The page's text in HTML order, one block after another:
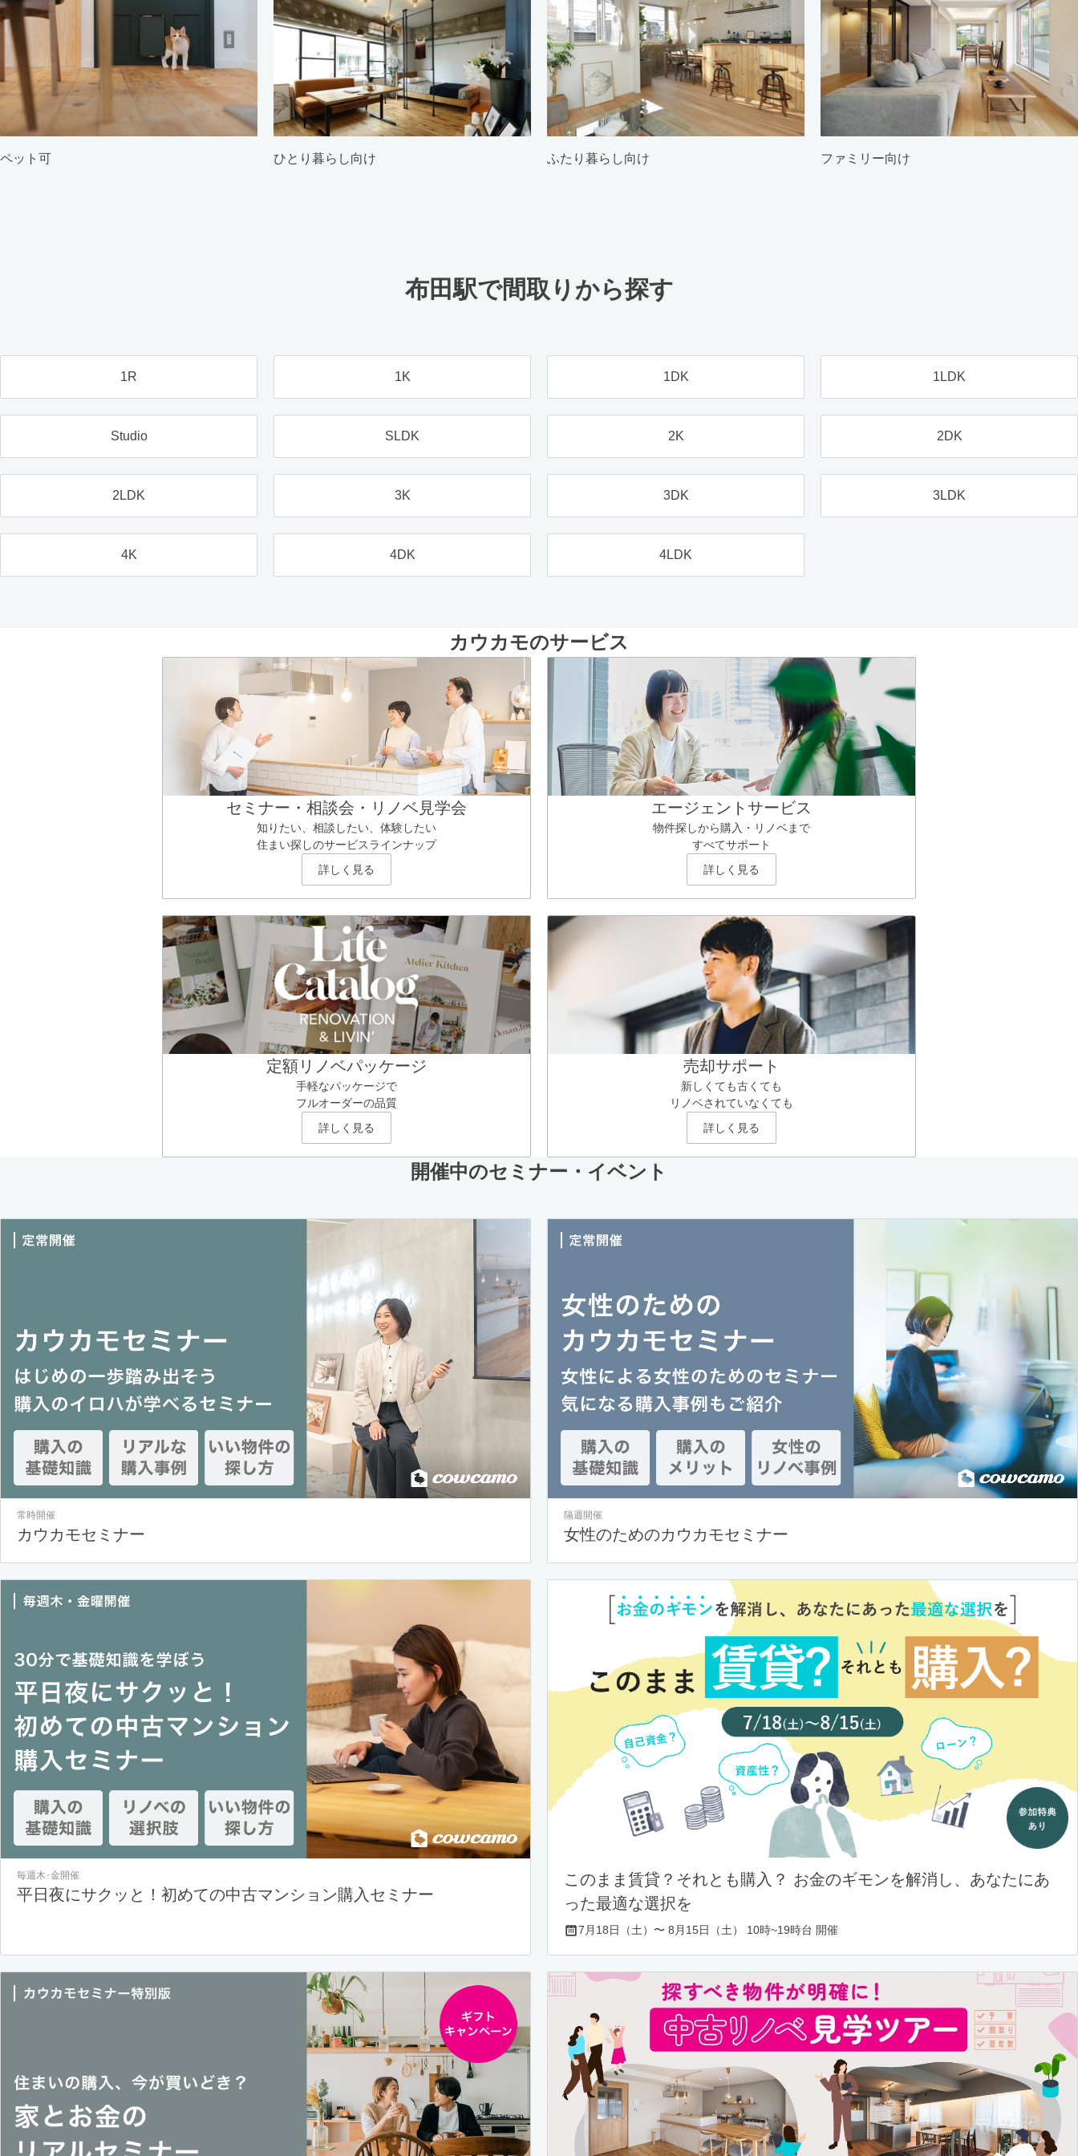
ペット可 ひとり暮らし向け ふたり暮らし向け ファミリー向け
布田駅で間取りから探す
1R 1K 1DK 1LDK
Studio SLDK 2K 2DK
2LDK 3K 3DK 3LDK
4K 4DK 4LDK
カウカモのサービス
セミナー・相談会・リノベ見学会
知りたい、相談したい、体験したい
住まい探しのサービスラインナップ
詳しく見る
エージェントサービス
物件探しから購入・リノベまで
すべてサポート
詳しく見る
定額リノベパッケージ
手軽なパッケージで
フルオーダーの品質
詳しく見る
売却サポート
新しくても古くても
リノベされていなくても
詳しく見る
開催中のセミナー・イベント
常時開催
カウカモセミナー
隔週開催
女性のためのカウカモセミナー
毎週木･金開催
平日夜にサクッと！初めての中古マンション購入セミナー
このまま賃貸？それとも購入？ お金のギモンを解消し、あなたにあ
った最適な選択を
7月18日（土）〜 8月15日（土） 10時~19時台 開催